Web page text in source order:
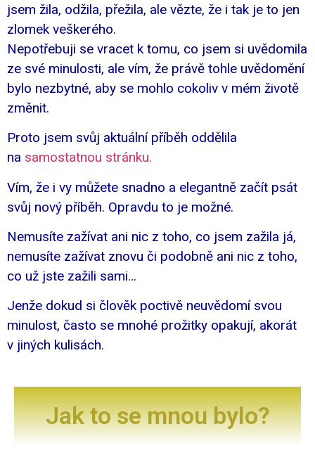
jsem žila, odžila, přežila, ale vězte, že i tak je to jen
zlomek veškerého.
Nepotřebuji se vracet k tomu, co jsem si uvědomila
ze své minulosti, ale vím, že právě tohle uvědomění
bylo nezbytné, aby se mohlo cokoliv v mém životě
změnit.
Proto jsem svůj aktuální příběh oddělila
na samostatnou stránku.
Vím, že i vy můžete snadno a elegantně začít psát
svůj nový příběh. Opravdu to je možné.
Nemusíte zažívat ani nic z toho, co jsem zažila já,
nemusíte zažívat znovu či podobně ani nic z toho,
co už jste zažili sami…
Jenže dokud si člověk poctivě neuvědomí svou
minulost, často se mnohé prožitky opakují, akorát
v jiných kulisách.
Jak to se mnou bylo?